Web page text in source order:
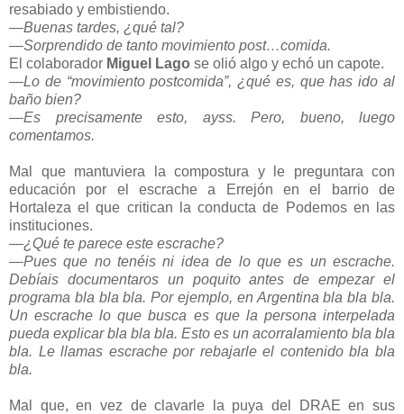
resabiado y embistiendo.
—Buenas tardes, ¿qué tal?
—Sorprendido de tanto movimiento post…comida.
El colaborador Miguel Lago se olió algo y echó un capote.
—Lo de “movimiento postcomida”, ¿qué es, que has ido al
baño bien?
—Es precisamente esto, ayss. Pero, bueno, luego
comentamos.
Mal que mantuviera la compostura y le preguntara con
educación por el escrache a Errejón en el barrio de
Hortaleza el que critican la conducta de Podemos en las
instituciones.
—¿Qué te parece este escrache?
—Pues que no tenéis ni idea de lo que es un escrache.
Debíais documentaros un poquito antes de empezar el
programa bla bla bla. Por ejemplo, en Argentina bla bla bla.
Un escrache lo que busca es que la persona interpelada
pueda explicar bla bla bla. Esto es un acorralamiento bla bla
bla. Le llamas escrache por rebajarle el contenido bla bla
bla.
Mal que, en vez de clavarle la puya del DRAE en sus